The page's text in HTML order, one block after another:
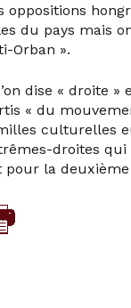
oppositions
du pays mais
Orban ».
dise « droite
« du
culturelles
droites qui
pour la